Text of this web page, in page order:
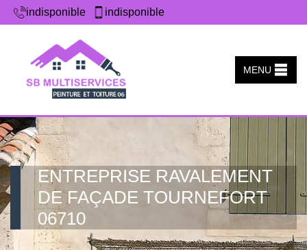
indisponible indisponible
MENU
ENTREPRISE RAVALEMENT
DE FAÇADE TOURNEFORT
06710